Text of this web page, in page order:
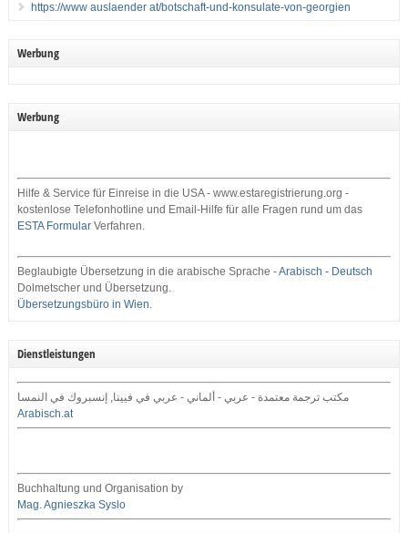
https://www auslaender at/botschaft-und-konsulate-von-georgien
Werbung
Werbung
Hilfe & Service für Einreise in die USA - www.estaregistrierung.org -
kostenlose Telefonhotline und Email-Hilfe für alle Fragen rund um das
ESTA FormularVerfahren.
Beglaubigte Übersetzung in die arabische Sprache -Arabisch - Deutsch
Dolmetscher und Übersetzung.
Übersetzungsbüro in Wien.
Dienstleistungen
مكتب ترجمة معتمدة - عربي - ألماني - عربي في فيينا, إنسبروك في النمسا
Arabisch.at
Buchhaltung und Organisation by
Mag. Agnieszka Syslo